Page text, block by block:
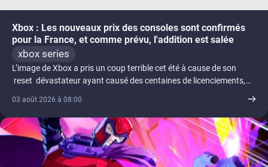
Xbox : Les nouveaux prix des consoles sont confirmés
pour la France, et comme prévu, l'addition est salée
xbox series
L’image de Xbox a pris un coup terrible cet été à cause de son
reset dévastateur ayant causé des centaines de licenciements,
03 août 2026 à 08:00